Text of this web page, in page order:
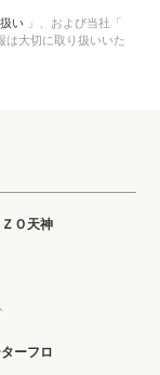
い 」、 および当社「
は大切に取り扱いいた
Ｏ天神
ーフロ